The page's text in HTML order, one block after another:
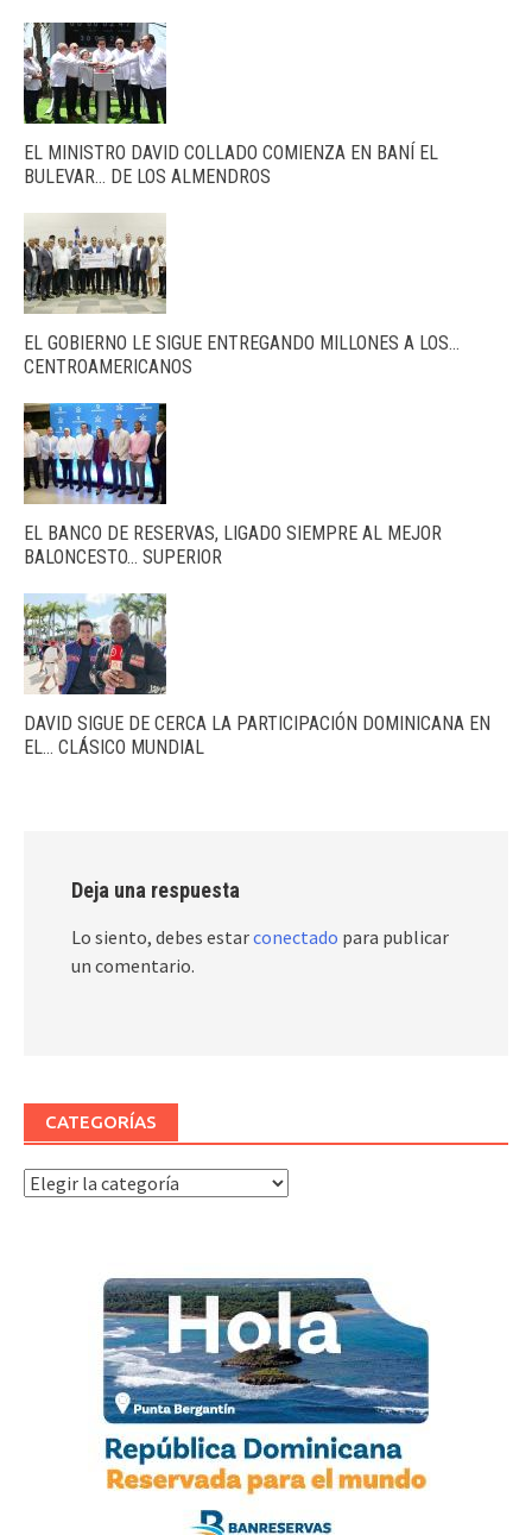
EL MINISTRO DAVID COLLADO COMIENZA EN BANÍ EL
BULEVAR… DE LOS ALMENDROS
EL GOBIERNO LE SIGUE ENTREGANDO MILLONES A LOS…
CENTROAMERICANOS
EL BANCO DE RESERVAS, LIGADO SIEMPRE AL MEJOR
BALONCESTO… SUPERIOR
DAVID SIGUE DE CERCA LA PARTICIPACIÓN DOMINICANA EN
EL… CLÁSICO MUNDIAL
Deja una respuesta
Lo siento, debes estarconectado para publicar
un comentario.
CATEGORÍAS
Categorías